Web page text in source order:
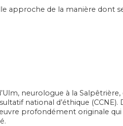
approche de la manière dont
neurologue à la
national d’éthique
profondément originale